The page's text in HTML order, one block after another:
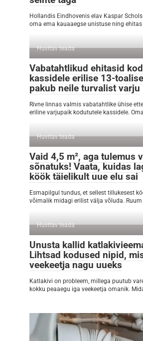
Hollandis Eindhovenis elav Kaspar
oma ema kauaaegse unistuse ning
Huvitav teada
Vabatahtlikud ehitasid
kassidele erilise 13-
pakub neile turvalist varju
Rivne linnas valmis vabatahtlike ühise
eriline varjupaik kodututele kassidele.
Huvitav teada
Vaid 4,5 m², aga tulemus
sõnatuks! Vaata, kuidas
köök täielikult uue elu sai
Esmapilgul tundus, et sellest tillukesest
võimalik midagi erilist välja võluda. Ruum
Huvitav teada
Unusta kallid
Lihtsad kodused nipid,
veekeetja nagu uueks
Katlakivi on probleem, millega puutub
kokku peaaegu iga veekeetja omanik.